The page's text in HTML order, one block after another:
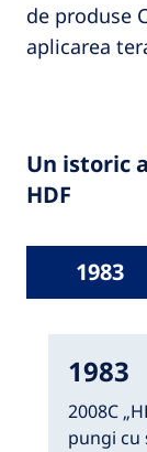
de produse
aplicarea
Un istoric
HDF
1983
1983
2008C
pungi cu